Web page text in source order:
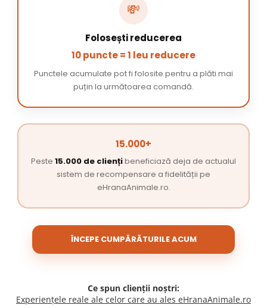
💸
Folosești reducerea
10 puncte = 1 leu reducere
Punctele acumulate pot fi folosite pentru a plăti mai
puțin la următoarea comandă.
15.000+
Peste 15.000 de cliențibeneficiază deja de actualul
sistem de recompensare a fidelității pe
eHranaAnimale.ro.
ÎNCEPE CUMPĂRĂTURILE ACUM
Ce spun clienții noștri:
Experiențele reale ale celor care au ales eHranaAnimale.ro